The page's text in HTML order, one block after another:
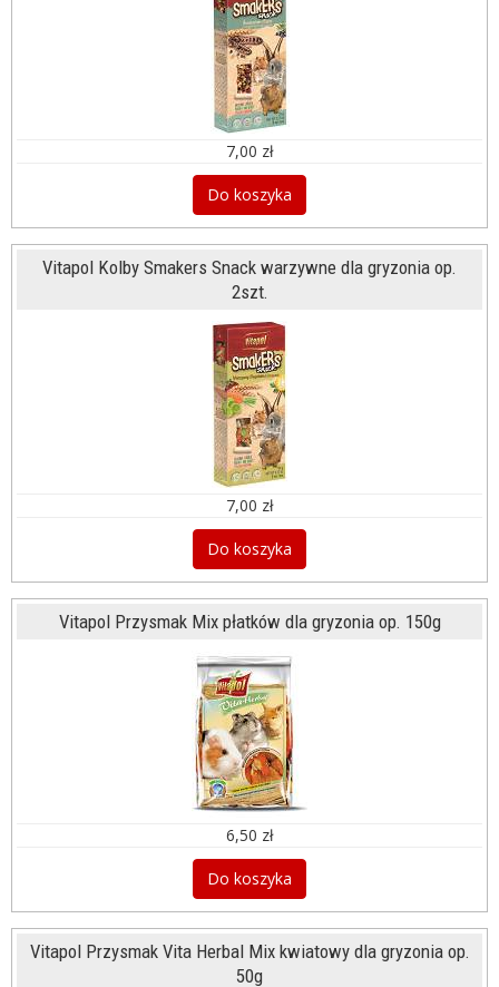
7,00 zł
Do koszyka
Vitapol Kolby Smakers Snack warzywne dla gryzonia op.
2szt.
7,00 zł
Do koszyka
Vitapol Przysmak Mix płatków dla gryzonia op. 150g
6,50 zł
Do koszyka
Vitapol Przysmak Vita Herbal Mix kwiatowy dla gryzonia op.
50g